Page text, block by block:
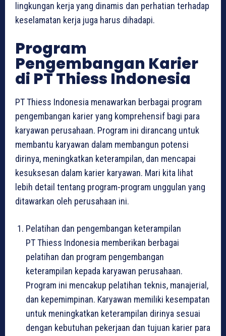
lingkungan kerja yang dinamis dan perhatian terhadap
keselamatan kerja juga harus dihadapi.
Program
Pengembangan Karier
di PT Thiess Indonesia
PT Thiess Indonesia menawarkan berbagai program
pengembangan karier yang komprehensif bagi para
karyawan perusahaan. Program ini dirancang untuk
membantu karyawan dalam membangun potensi
dirinya, meningkatkan keterampilan, dan mencapai
kesuksesan dalam karier karyawan. Mari kita lihat
lebih detail tentang program-program unggulan yang
ditawarkan oleh perusahaan ini.
Pelatihan dan pengembangan keterampilan
PT Thiess Indonesia memberikan berbagai
pelatihan dan program pengembangan
keterampilan kepada karyawan perusahaan.
Program ini mencakup pelatihan teknis, manajerial,
dan kepemimpinan. Karyawan memiliki kesempatan
untuk meningkatkan keterampilan dirinya sesuai
dengan kebutuhan pekerjaan dan tujuan karier para